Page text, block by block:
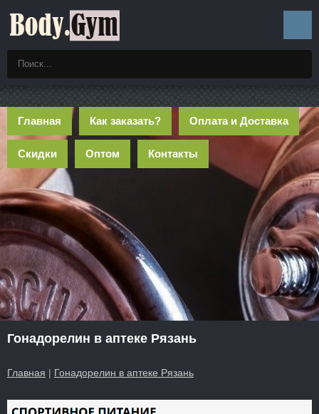
Главная Как заказать? Оплата и Доставка
Скидки Оптом Контакты
Гонадорелин в аптеке Рязань
Главная | Гонадорелин в аптеке Рязань